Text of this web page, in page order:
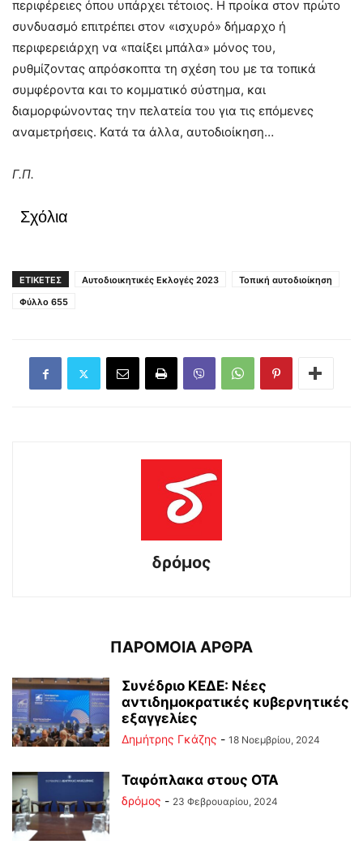
περιφέρειες όπου υπάρχει τέτοιος. Η προίκα στον πρώτο
συνδυασμό επιτρέπει στον «ισχυρό» δήμαρχο ή
περιφερειάρχη να «παίξει μπάλα» μόνος του,
ρυθμίζοντας απρόσκοπτα τη σχέση του με τα τοπικά
συμφέροντα και το κομματικό σύστημα, και
διαμορφώνοντας την πελατεία του για τις επόμενες
αναμετρήσεις. Κατά τα άλλα, αυτοδιοίκηση…
Γ.Π.
Σχόλια
ΕΤΙΚΕΤΕΣ Αυτοδιοικητικές Εκλογές 2023
Τοπική αυτοδιοίκηση
Φύλλο 655
δρόμος
ΠΑΡΟΜΟΙΑ ΑΡΘΡΑ
Συνέδριο ΚΕΔΕ: Νέες
αντιδημοκρατικές κυβερνητικές
εξαγγελίες
Δημήτρης Γκάζης - 18 Νοεμβρίου, 2024
Ταφόπλακα στους ΟΤΑ
δρόμος - 23 Φεβρουαρίου, 2024